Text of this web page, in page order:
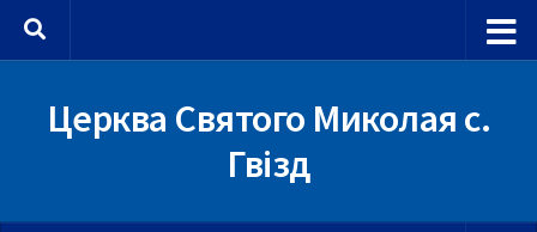
Skip to content
Церква Святого Миколая с.
Гвізд